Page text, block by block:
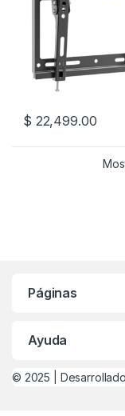
$ 22,499.00
Páginas
Ayuda
© 2025 |